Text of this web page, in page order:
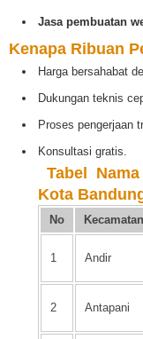
Jasa pembuatan
Kenapa Ribuan
Harga bersahabat
Dukungan teknis
Proses pengerjaan
Konsultasi gratis.
Tabel
Kota
No Kecamatan
1 Andir
2 Antapani